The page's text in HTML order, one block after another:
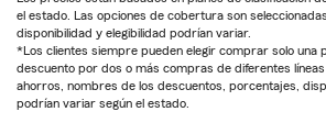
el estado. Las opciones de cobertura son
disponibilidad y elegibilidad podrían variar.
*Los clientes siempre pueden elegir comprar solo una
descuento por dos o más compras de diferentes
ahorros, nombres de los descuentos, porcentajes,
podrían variar según el estado.